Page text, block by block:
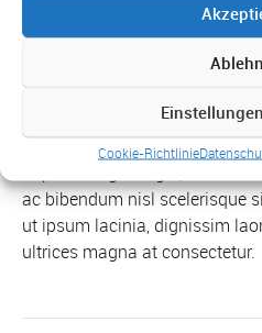
Cookie-Richtlinie
Quisque tristique in sem sed
vel accumsan pharetra. Duis
volutpat, nisi eros pharetra
ipsum non erat. Phasellus at
pretium. Pellentesque lacus
amet, consequat viverra
ac bibendum nisl scelerisque
ut ipsum lacinia, dignissim
ultrices magna at consectetur.